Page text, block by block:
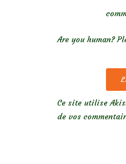
Are you human?
Ce site utilise
de vos